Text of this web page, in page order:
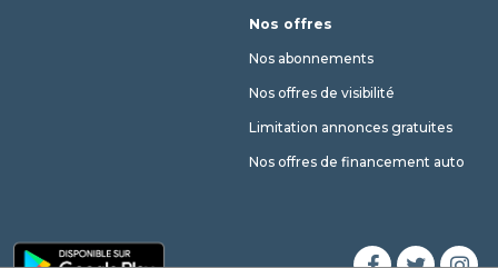
Nos offres
Nos abonnements
Nos offres de visibilité
Limitation annonces gratuites
Nos offres de financement auto